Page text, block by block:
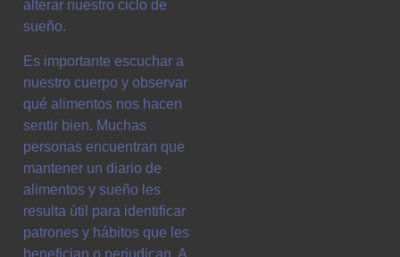
alterar nuestro ciclo de
sueño.
Es importante escuchar a
nuestro cuerpo y observar
qué alimentos nos hacen
sentir bien. Muchas
personas encuentran que
mantener un diario de
alimentos y sueño les
resulta útil para identificar
patrones y hábitos que les
benefician o perjudican. A